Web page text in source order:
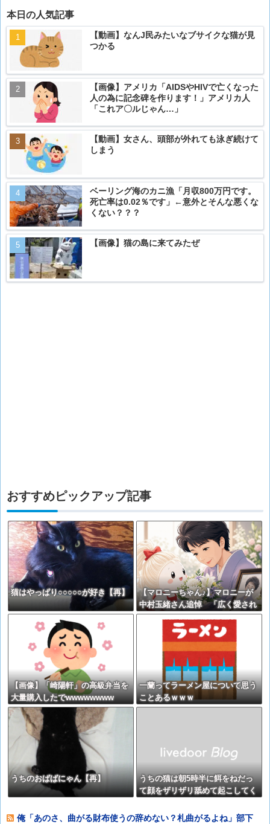
本日の人気記事
【動画】なんJ民みたいなブサイクな猫が見
つかる
【画像】アメリカ「AIDSやHIVで亡くなった
人の為に記念碑を作ります！」アメリカ人
「これア〇ルじゃん…」
【動画】女さん、頭部が外れても泳ぎ続けて
しまう
ベーリング海のカニ漁「月収800万円です。
死亡率は0.02％です」←意外とそんな悪くな
くない？？？
【画像】猫の島に来てみたぜ
おすすめピックアップ記事
猫はやっぱり○○○○○が好き【再】
【マロニーちゃん♪】マロニーが
中村玉緒さん追悼 「広く愛され
てきた製品に」
【画像】「崎陽軒」の高級弁当を
大量購入したでwwwwwwww
一蘭ってラーメン屋について思う
ことあるｗｗｗ
うちのおばばにゃん【再】
うちの猫は朝5時半に餌をねだっ
て顔をザリザリ舐めて起こしてく
何時ですか？【再】
俺「あのさ、曲がる財布使うの辞めない？札曲がるよね」部下